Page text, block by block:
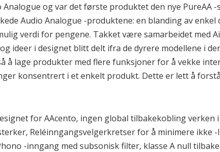
og var det første produktet den nye PureAA
Audio Analogue -produktene: en blanding av
verdi for pengene. Takket være samarbeidet med
ideer i designet blitt delt ifra de dyrere modellene i
å lage produkter med flere funksjoner for å vekke
konsentrert i et enkelt produkt. Dette er lett å
for AAcento, ingen global tilbakekobling
Reléinngangsvelgerkretser for å minimere ikke
-inngang med subsonisk filter, klasse A null